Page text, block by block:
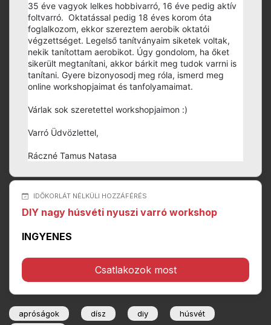
35 éve vagyok lelkes hobbivarró, 16 éve pedig aktív
foltvarró. Oktatással pedig 18 éves korom óta
foglalkozom, ekkor szereztem aerobik oktatói
végzettséget. Legelső tanítványaim siketek voltak,
nekik tanítottam aerobikot. Úgy gondolom, ha őket
sikerült megtanítani, akkor bárkit meg tudok varrni is
tanítani. Gyere bizonyosodj meg róla, ismerd meg
online workshopjaimat és tanfolyamaimat.
Várlak sok szeretettel workshopjaimon :)
Varró Üdvözlettel,
Ráczné Tamus Natasa
IDŐKORLÁT NÉLKÜLI HOZZÁFÉRÉS
DIY nagy húsvéti nyuszi varró workshop
INGYENES
Csatlakozok most
apróságok dísz diy
húsvét